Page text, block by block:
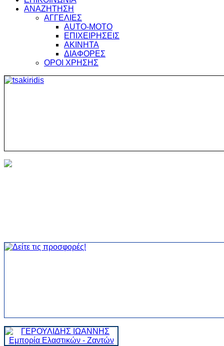
ΑΝΑΖΗΤΗΣΗ
ΑΓΓΕΛΙΕΣ
AUTO-MOTO
ΕΠΙΧΕΙΡΗΣΕΙΣ
ΑΚΙΝΗΤΑ
ΔΙΑΦΟΡΕΣ
ΟΡΟΙ ΧΡΗΣΗΣ